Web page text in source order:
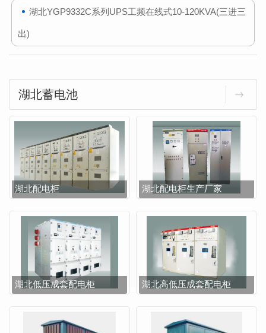
湖北YGP9332C系列UPS工频在线式10-120KVA(三进三
出)
湖北蓄电池
湖北配电柜 湖北配电柜生产厂家
湖北低压成套配电柜 湖北高低压成套配电柜